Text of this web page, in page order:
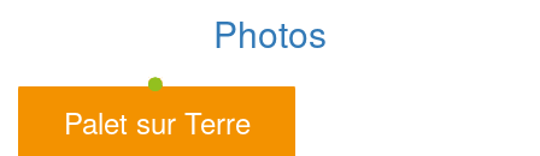
Photos
Palet sur Terre